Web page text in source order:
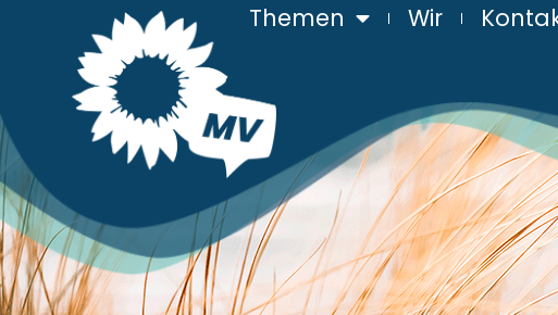
Themen Wir